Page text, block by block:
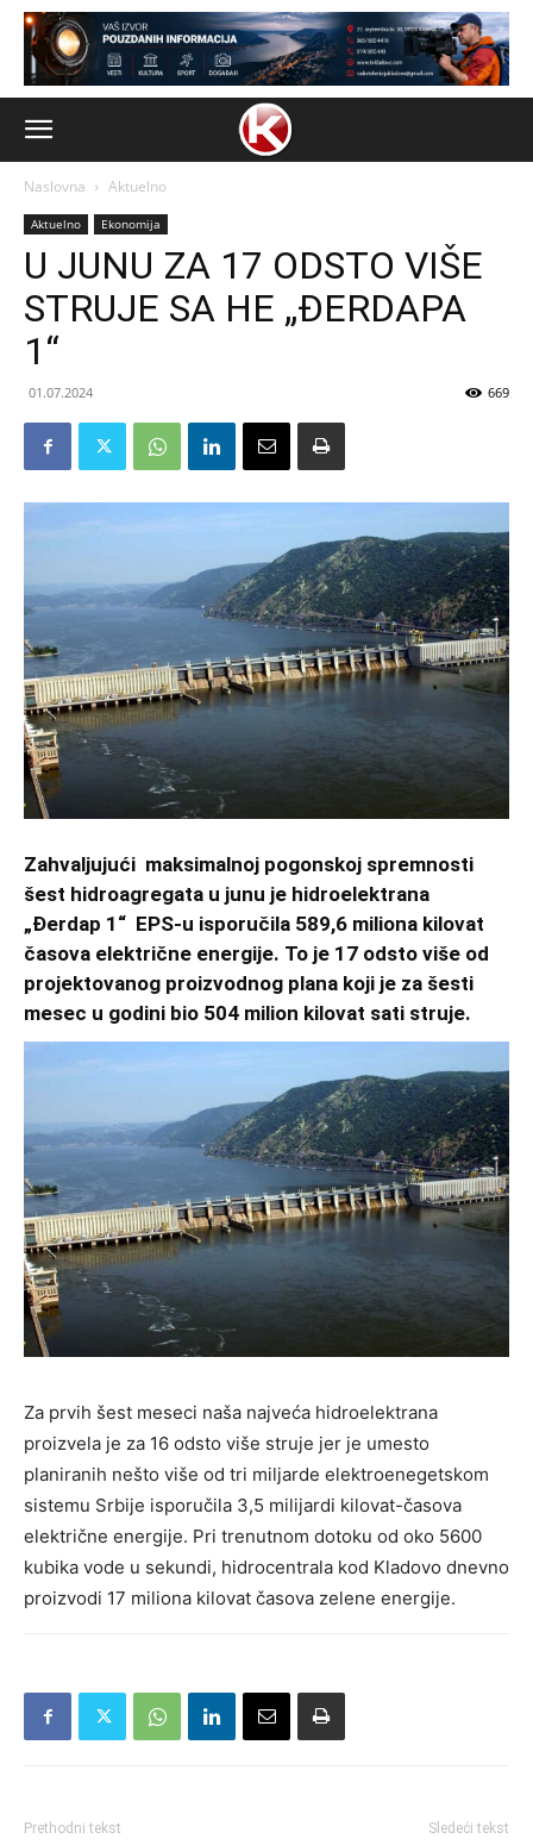
Naslovna Aktuelno
Aktuelno Ekonomija
U JUNU ZA 17 ODSTO VIŠE
STRUJE SA HE „ĐERDAPA
1“
01.07.2024 669
Zahvaljujući maksimalnoj pogonskoj spremnosti
šest hidroagregata u junu je hidroelektrana
„Đerdap 1“ EPS-u isporučila 589,6 miliona kilovat
časova električne energije. To je 17 odsto više od
projektovanog proizvodnog plana koji je za šesti
mesec u godini bio 504 milion kilovat sati struje.
Za prvih šest meseci naša najveća hidroelektrana
proizvela je za 16 odsto više struje jer je umesto
planiranih nešto više od tri miljarde elektroenegetskom
sistemu Srbije isporučila 3,5 milijardi kilovat-časova
električne energije. Pri trenutnom dotoku od oko 5600
kubika vode u sekundi, hidrocentrala kod Kladovo dnevno
proizvodi 17 miliona kilovat časova zelene energije.
Prethodni tekst Sledeći tekst